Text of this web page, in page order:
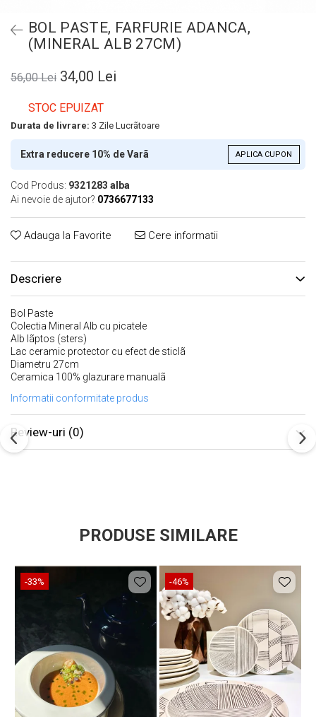
BOL PASTE, FARFURIE ADANCA,
(MINERAL ALB 27CM)
56,00 Lei 34,00 Lei
STOC EPUIZAT
Durata de livrare: 3 Zile Lucrãtoare
Extra reducere 10% de Varã APLICA CUPON
Cod Produs: 9321283 alba
Ai nevoie de ajutor? 0736677133
Adauga la Favorite Cere informatii
Descriere
Bol Paste
Colectia Mineral Alb cu picatele
Alb lãptos (sters)
Lac ceramic protector cu efect de sticlã
Diametru 27cm
Ceramica 100% glazurare manualã
Informatii conformitate produs
Review-uri (0)
PRODUSE SIMILARE
-33% -46%